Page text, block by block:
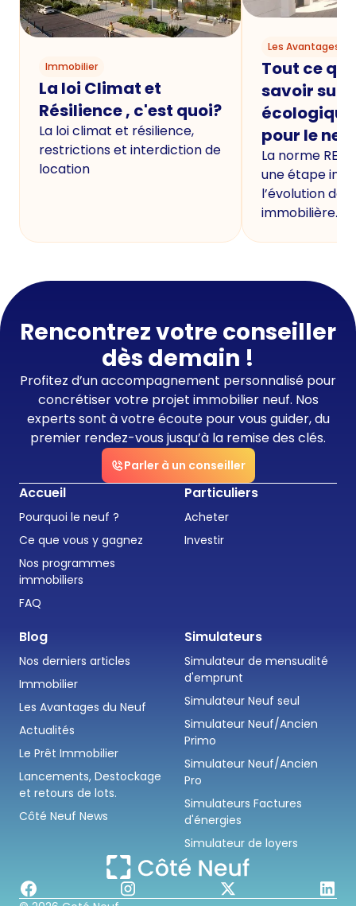
Immobilier
La loi Climat et
Résilience , c'est quoi?
La loi climat et résilience,
restrictions et interdiction de
location
Les Avantages
Tout ce
savoir sur
écologique
pour le
La norme
une étape
l’évolution de
immobilière.
Rencontrez votre conseiller
dès demain !
Profitez d’un accompagnement personnalisé pour
concrétiser votre projet immobilier neuf. Nos
experts sont à votre écoute pour vous guider, du
premier rendez-vous jusqu’à la remise des clés.
Parler à un conseiller
Accueil
Pourquoi le neuf ?
Ce que vous y gagnez
Nos programmes
immobiliers
FAQ
Particuliers
Acheter
Investir
Blog
Nos derniers articles
Immobilier
Les Avantages du Neuf
Actualités
Le Prêt Immobilier
Lancements, Destockage
et retours de lots.
Côté Neuf News
Simulateurs
Simulateur de mensualité
d'emprunt
Simulateur Neuf seul
Simulateur Neuf/Ancien
Primo
Simulateur Neuf/Ancien
Pro
Simulateurs Factures
d'énergies
Simulateur de loyers